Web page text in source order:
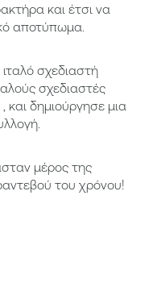
και έτσι να
αποτύπωμα.
σχεδιαστή
σχεδιαστές
και δημιούργησε μια
μέρος της
του χρόνου!